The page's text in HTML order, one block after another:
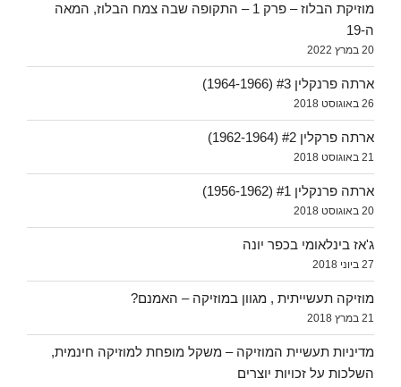
מוזיקת הבלוז – פרק 1 – התקופה שבה צמח הבלוז, המאה
ה-19
20 במרץ 2022
ארתה פרנקלין #3 (1964-1966)
26 באוגוסט 2018
ארתה פרקלין #2 (1962-1964)
21 באוגוסט 2018
ארתה פרנקלין #1 (1956-1962)
20 באוגוסט 2018
ג'אז בינלאומי בכפר יונה
27 ביוני 2018
מוזיקה תעשייתית , מגוון במוזיקה – האמנם?
21 במרץ 2018
מדיניות תעשיית המוזיקה – משקל מופחת למוזיקה חינמית,
השלכות על זכויות יוצרים